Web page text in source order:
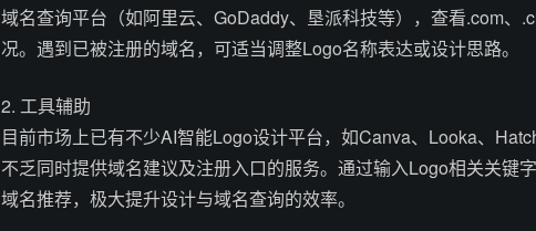
域名查询平台（如阿里云、GoDaddy、垦派科技等），查看.com、
况。遇到已被注册的域名，可适当调整Logo名称表达或设计思路。
2. 工具辅助
目前市场上已有不少AI智能Logo设计平台，如Canva、Looka、
不乏同时提供域名建议及注册入口的服务。通过输入Logo相关关键
域名推荐，极大提升设计与域名查询的效率。